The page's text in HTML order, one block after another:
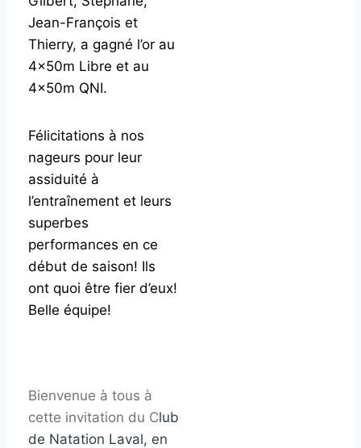
Jean-François et
Thierry, a gagné l’or au
4x50m Libre et au
4x50m QNI.
Félicitations à nos
nageurs pour leur
assiduité à
l’entraînement et leurs
superbes
performances en ce
début de saison! Ils
ont quoi être fier d’eux!
Belle équipe!
Bienvenue à tous à
cette invitation du Club
de Natation Laval, en